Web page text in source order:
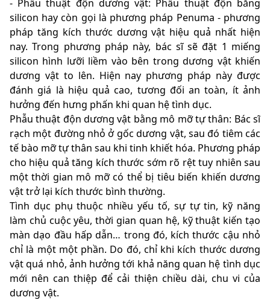
- Phẫu thuật độn dương vật: Phẫu thuật độn bằng
silicon hay còn gọi là phương pháp Penuma - phương
pháp tăng kích thước dương vật hiệu quả nhất hiện
nay. Trong phương pháp này, bác sĩ sẽ đặt 1 miếng
silicon hình lưỡi liềm vào bên trong dương vật khiến
dương vật to lên. Hiện nay phương pháp này được
đánh giá là hiệu quả cao, tương đối an toàn, ít ảnh
hưởng đến hưng phấn khi quan hệ tình dục.
Phẫu thuật độn dương vật bằng mô mỡ tự thân: Bác sĩ
rạch một đường nhỏ ở gốc dương vật, sau đó tiêm các
tế bào mỡ tự thân sau khi tinh khiết hóa. Phương pháp
cho hiệu quả tăng kích thước sớm rõ rệt tuy nhiên sau
một thời gian mô mỡ có thể bị tiêu biến khiến dương
vật trở lại kích thước bình thường.
Tình dục phụ thuộc nhiều yếu tố, sự tự tin, kỹ năng
làm chủ cuộc yêu, thời gian quan hệ, kỹ thuật kiến tạo
màn dạo đầu hấp dẫn… trong đó, kích thước cậu nhỏ
chỉ là một một phần. Do đó, chỉ khi kích thước dương
vật quá nhỏ, ảnh hưởng tới khả năng quan hệ tình dục
mới nên can thiệp để cải thiện chiều dài, chu vi của
dương vật.